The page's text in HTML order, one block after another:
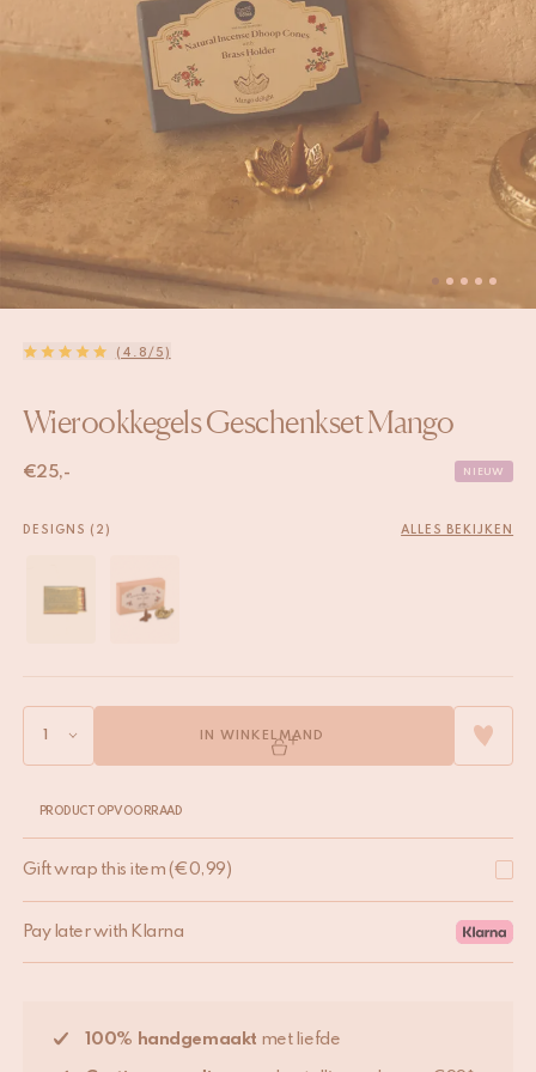
(4.8/5)
Wierookkegels Geschenkset Mango
€25,- NIEUW
DESIGNS (2) ALLES BEKIJKEN
IN WINKELMAND
PRODUCT OP VOORRAAD
Gift wrap this item (€0,99)
Pay later with Klarna
100% handgemaakt met liefde